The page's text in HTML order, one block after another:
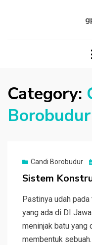
Category:
Borobudur
Candi Borobudur
Sistem
Pastinya udah
yang ada di DI
meninjak batu yang
membentuk